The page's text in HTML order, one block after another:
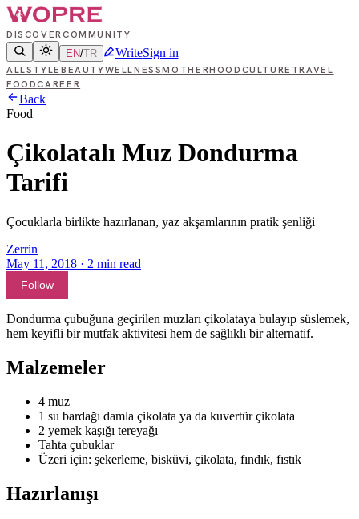
DISCOVERCOMMUNITY
EN/TR WriteSign in
ALLSTYLE BEAUTYWELLNESSMOTHERHOOD CULTURE TRAVEL
FOODCAREER
Back
Food
Çikolatalı Muz Dondurma
Tarifi
Çocuklarla birlikte hazırlanan, yaz akşamlarının pratik şenliği
Zerrin
May 11, 2018 · 2 min read
Follow
Dondurma çubuğuna geçirilen muzları çikolataya bulayıp süslemek,
hem keyifli bir mutfak aktivitesi hem de sağlıklı bir alternatif.
Malzemeler
4 muz
1 su bardağı damla çikolata ya da kuvertür çikolata
2 yemek kaşığı tereyağı
Tahta çubuklar
Üzeri için: şekerleme, bisküvi, çikolata, fındık, fıstık
Hazırlanışı